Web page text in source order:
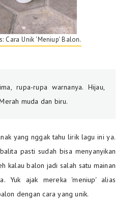
Cara Unik 'Meniup' Balon.
rupa-rupa warnanya. Hijau,
muda dan biru.
yang nggak tahu lirik lagu ini ya.
pasti sudah bisa menyanyikan
kalau balon jadi salah satu mainan
Yuk ajak mereka 'meniup' alias
dengan cara yang unik.